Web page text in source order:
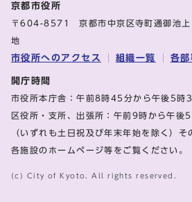
京都市役所
〒604-8571 京都市中京区寺町通御池上
地
市役所へのアクセス 組織一覧 各部
開庁時間
市役所本庁舎：午前8時45分から午後5
区役所・支所、出張所：午前9時から午
（いずれも土日祝及び年末年始を除く）そ
各施設のホームページ等をご覧ください。
(c) City of Kyoto. All rights reserved.